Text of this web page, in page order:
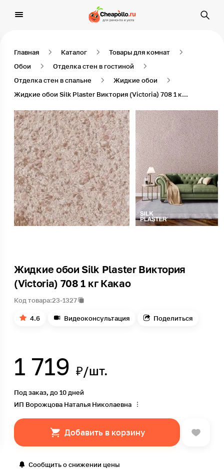
Главная Каталог
Товары для комнат
Обои
Отделка стен в гостиной
Отделка стен в спальне
Жидкие обои
Жидкие обои Silk Plaster Виктория (Victoria) 708 1 кг Какао
Жидкие обои Silk Plaster Виктория
(Victoria) 708 1 кг Какао
Код товара:23-1327
4.6 Видеоконсультация Поделиться
1 719 ₽/шт.
Под заказ, до 10 дней
ИП Ворожцова Наталья Николаевна
Добавить в корзину
Сообщить о снижении цены